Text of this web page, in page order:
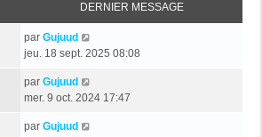
DERNIER MESSAGE
par Gujuud
jeu. 18 sept. 2025 08:08
par Gujuud
mer. 9 oct. 2024 17:47
par Gujuud